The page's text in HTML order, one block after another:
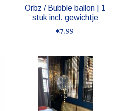
Orbz / Bubble ballon | 1
stuk incl. gewichtje
€7,99